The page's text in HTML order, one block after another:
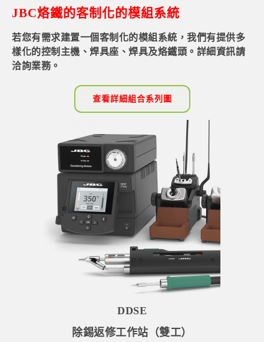
JBC烙鐵的客制化的模組系統
若您有需求建置一個客制化的模組系統，我們有提供多
樣化的控制主機、焊具座、焊具及烙鐵頭。詳細資訊請
洽詢業務。
查看詳細組合系列圖
DDSE
除錫返修工作站（雙工）